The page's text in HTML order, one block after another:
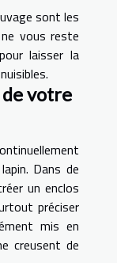
sont les
vous reste
laisser la
de votre
Dans de
un enclos
préciser
mis en
creusent de